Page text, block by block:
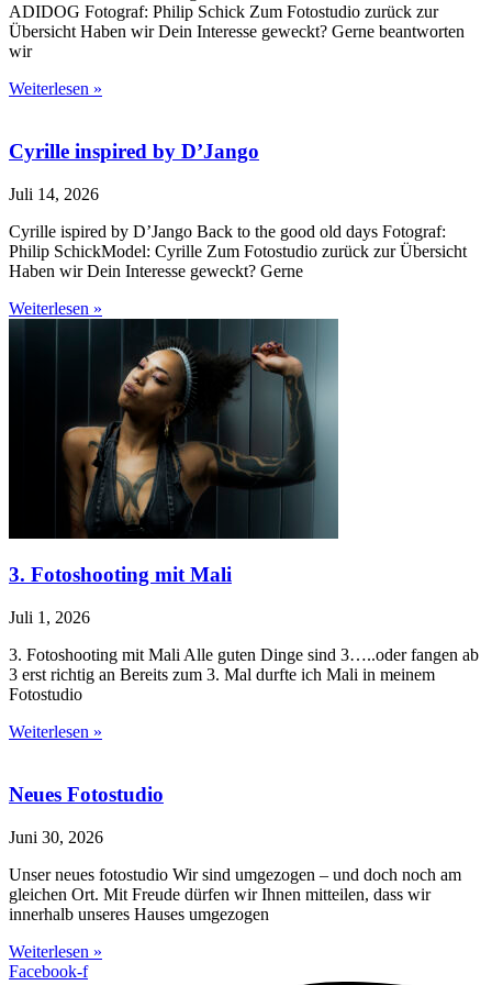
ADIDOG Fotograf: Philip Schick Zum Fotostudio zurück zur
Übersicht Haben wir Dein Interesse geweckt? Gerne beantworten
wir
Weiterlesen »
Cyrille inspired by D’Jango
Juli 14, 2026
Cyrille ispired by D’Jango Back to the good old days Fotograf:
Philip SchickModel: Cyrille Zum Fotostudio zurück zur Übersicht
Haben wir Dein Interesse geweckt? Gerne
Weiterlesen »
3. Fotoshooting mit Mali
Juli 1, 2026
3. Fotoshooting mit Mali Alle guten Dinge sind 3…..oder fangen ab
3 erst richtig an Bereits zum 3. Mal durfte ich Mali in meinem
Fotostudio
Weiterlesen »
Neues Fotostudio
Juni 30, 2026
Unser neues fotostudio Wir sind umgezogen – und doch noch am
gleichen Ort. Mit Freude dürfen wir Ihnen mitteilen, dass wir
innerhalb unseres Hauses umgezogen
Weiterlesen »
Facebook-f